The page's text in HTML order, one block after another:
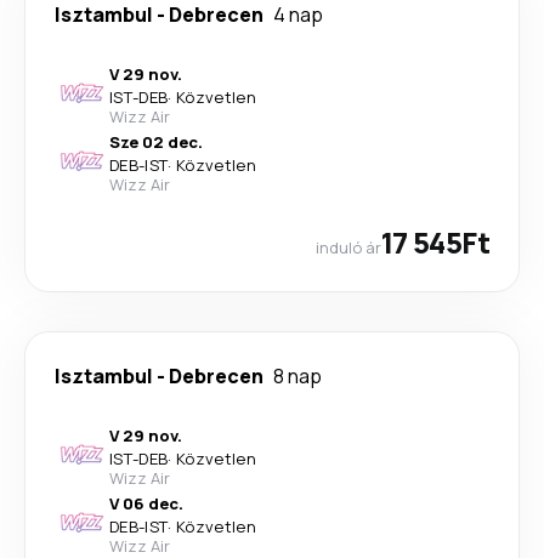
Isztambul - Debrecen 4 nap
V 29 nov.
IST-DEB· Közvetlen
Wizz Air
Sze 02 dec.
DEB-IST· Közvetlen
Wizz Air
induló ár17 545Ft
Isztambul - Debrecen 8 nap
V 29 nov.
IST-DEB· Közvetlen
Wizz Air
V 06 dec.
DEB-IST· Közvetlen
Wizz Air